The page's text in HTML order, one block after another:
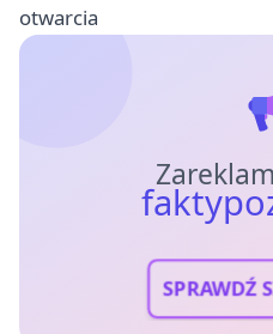
otwarcia
SPRAWDŹ